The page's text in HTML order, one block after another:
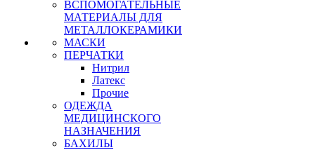
ВСПОМОГАТЕЛЬНЫЕ
МАТЕРИАЛЫ ДЛЯ
МЕТАЛЛОКЕРАМИКИ
МАСКИ
ПЕРЧАТКИ
Нитрил
Латекс
Прочие
ОДЕЖДА
МЕДИЦИНСКОГО
НАЗНАЧЕНИЯ
БАХИЛЫ